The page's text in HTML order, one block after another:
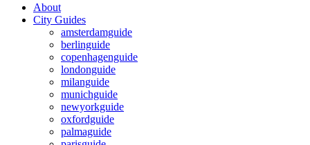
About
City Guides
amsterdamguide
berlinguide
copenhagenguide
londonguide
milanguide
munichguide
newyorkguide
oxfordguide
palmaguide